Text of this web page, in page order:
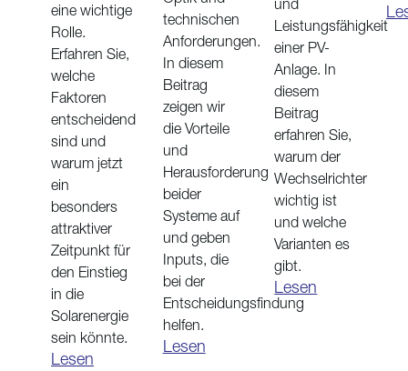
eine wichtige
Rolle.
Erfahren Sie,
welche
Faktoren
entscheidend
sind und
warum jetzt
ein
besonders
attraktiver
Zeitpunkt für
den Einstieg
in die
Solarenergie
sein könnte.
Lesen
technischen
Anforderungen.
In diesem
Beitrag
zeigen wir
die Vorteile
und
Herausforderung
beider
Systeme auf
und geben
Inputs, die
bei der
Entscheidungsfindung
helfen.
Lesen
und
Leistungsfähigkeit
einer PV-
Anlage. In
diesem
Beitrag
erfahren Sie,
warum der
Wechselrichter
wichtig ist
und welche
Varianten es
gibt.
Lesen